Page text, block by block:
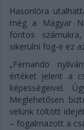
Hasonlóra
még a Magyar
fontos
sikerülni fog-e ez
„Fernando
értéket jelent a
képességeivel.
Meglehetősen
velünk töltött
– fogalmazott a